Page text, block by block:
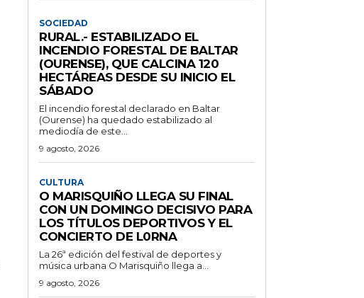
SOCIEDAD
RURAL.- ESTABILIZADO EL
INCENDIO FORESTAL DE BALTAR
(OURENSE), QUE CALCINA 120
HECTÁREAS DESDE SU INICIO EL
SÁBADO
El incendio forestal declarado en Baltar
(Ourense) ha quedado estabilizado al
mediodía de este...
9 agosto, 2026
CULTURA
O MARISQUIÑO LLEGA SU FINAL
CON UN DOMINGO DECISIVO PARA
LOS TÍTULOS DEPORTIVOS Y EL
CONCIERTO DE L0RNA
La 26ª edición del festival de deportes y
música urbana O Marisquiño llega a...
9 agosto, 2026